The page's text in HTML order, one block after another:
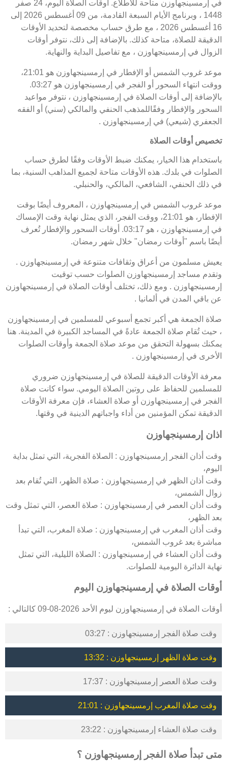
في إرمسينجهاوزن متاحة للاطلاع. أوقات الصلاة اليوم، 24 صفر
1448 ، وبرنامج الأيام السبعة القادمة، من 09 أغسطس 2026 إلى
16 أغسطس 2026 ، مع طرق حساب مخصصة لتحديد الأوقات
الدقيقة للصلاة، متاحة كذلك. بالإضافة إلى ذلك، نتوفر أوقات
الزوال في إرمسينجهاوزن ، مع تفاصيل البداية والنهاية.
موعد غروب الشمس أو الإفطار في إرمسينجهاوزن هو 21:01،
ووقت انتهاء السحور أو الفجر في إرمسينجهاوزن هو 03:27.
بالإضافة إلى أوقات الصلاة في إرمسينجهاوزن ، نتوفر مواعيد
السحور والإفطار وفقًاللمذهب الحنفي والمالكي (سني) أو الفقه
الجعفري (شيعي) في إرمسينجهاوزن .
تخصيص أوقات الصلاة
باستخدام هذا الخيار، يمكنك ضبط الأوقات وفقًا لطرق حساب
الصلوات في بلدك. هذه الأوقات متاحة لجميع المذاهب السنية، بما
في ذلك الحنفي، الشافعي، المالكي، والحنبلي.
موعد غروب الشمس في إرمسينجهاوزن ، المعروف أيضًا بوقت
الإفطار، هو 21:01، ووقت الفجر، الذي يمثل نهاية وقت الإمساك
في إرمسينجهاوزن ، هو 03:17. أوقات السحور والإفطار تُعرف
أيضًا باسم "أوقات رمضان" خلال شهر رمضان.
يعيش مسلمون من أعراق وثقافات متنوعة في إرمسينجهاوزن .
وتقدم مساجد إرمسينجهاوزن الصلوات حسب توقيت
إرمسينجهاوزن . ومع ذلك، تختلف أوقات الصلاة في إرمسينجهاوزن
عن باقي المدن في ألمانيا .
صلاة الجمعة هي أكبر تجمع أسبوعي للمسلمين في إرمسينجهاوزن
، حيث تُقام صلاة الجمعة عادةً في المساجد الكبيرة في المدينة. هنا
يمكنك بسهولة التحقق من موعد صلاة الجمعة وأوقات الصلوات
الأخرى في إرمسينجهاوزن .
معرفة الأوقات الدقيقة للصلاة في إرمسينجهاوزن ضروري
للمسلمين للحفاظ على روتين الصلاة اليومي. سواء كانت صلاة
الفجر في إرمسينجهاوزن أو صلاة العشاء، فإن معرفة الأوقات
الدقيقة تمكن المؤمنين من أداء واجباتهم الدينية في وقتها.
اذان إرمسينجهاوزن
وقت أذان الفجر إرمسينجهاوزن : الصلاة الفجرية، التي تمثل بداية
اليوم،
وقت أذان الظهر في إرمسينجهاوزن : صلاة الظهر، التي تُقام بعد
زوال الشمس،
وقت أذان العصر في إرمسينجهاوزن : صلاة العصر، التي تمثل وقت
بعد الظهر،
وقت أذان المغرب في إرمسينجهاوزن : صلاة المغرب، التي تبدأ
مباشرة بعد غروب الشمس،
وقت أذان العشاء في إرمسينجهاوزن : الصلاة الليلية، التي تمثل
نهاية الدائرة اليومية للصلوات.
أوقات الصلاة في إرمسينجهاوزن اليوم
أوقات الصلاة في إرمسينجهاوزن ليوم الأحد 2026-08-09 كالتالي :
وقت صلاة الفجر إرمسينجهاوزن : 03:27
وقت صلاة الظهر إرمسينجهاوزن : 13:32
وقت صلاة العصر إرمسينجهاوزن : 17:37
وقت صلاة المغرب إرمسينجهاوزن : 21:01
وقت صلاة العشاء إرمسينجهاوزن : 23:22
متى تبدأ صلاة الفجر إرمسينجهاوزن ؟